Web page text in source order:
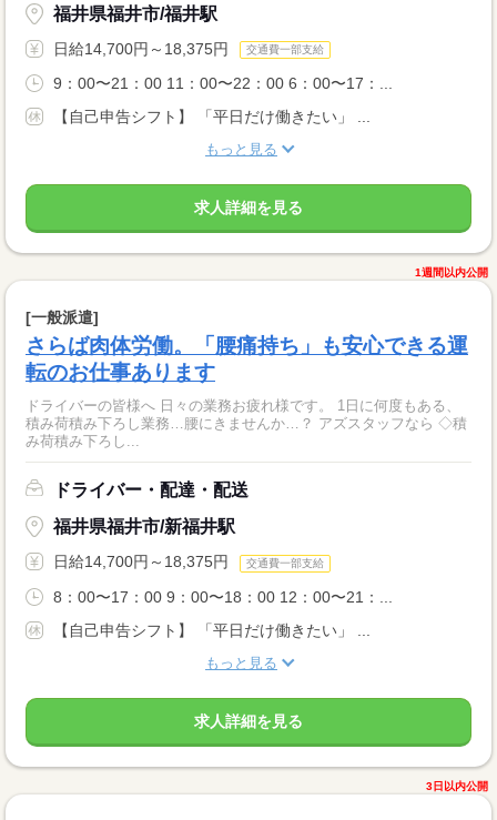
福井県福井市/福井駅
日給14,700円～18,375円 交通費一部支給
9：00〜21：00 11：00〜22：00 6：00〜17：...
【自己申告シフト】 「平日だけ働きたい」 ...
もっと見る
求人詳細を見る
1週間以内公開
[一般派遣]
さらば肉体労働。「腰痛持ち」も安心できる運
転のお仕事あります
ドライバーの皆様へ 日々の業務お疲れ様です。 1日に何度もある、
積み荷積み下ろし業務…腰にきませんか…？ アズスタッフなら ◇積
み荷積み下ろし...
ドライバー・配達・配送
福井県福井市/新福井駅
日給14,700円～18,375円 交通費一部支給
8：00〜17：00 9：00〜18：00 12：00〜21：...
【自己申告シフト】 「平日だけ働きたい」 ...
もっと見る
求人詳細を見る
3日以内公開